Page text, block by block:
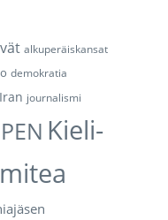
alkuperäiskansat
demokratia
Iran journalismi
Kieli-